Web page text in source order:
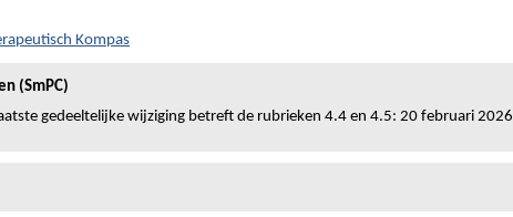
Kompas
(SmPC)
gedeeltelijke wijziging betreft de rubrieken 4.4 en 4.5: 20 februari 2026